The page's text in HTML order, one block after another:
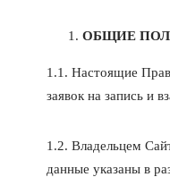
ОБЩИЕ
1.1. Настоящие
заявок на запись и
1.2. Владельцем
данные указаны в